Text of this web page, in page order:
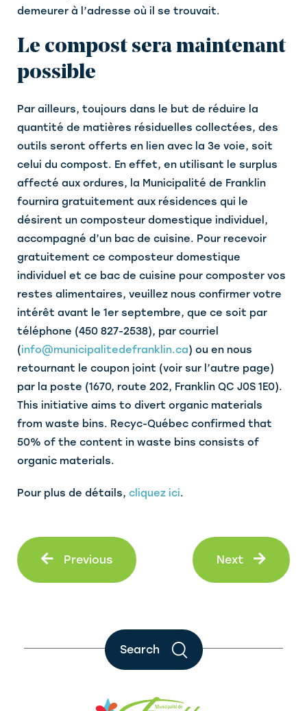
demeurer à l’adresse où il se trouvait.
Le compost sera maintenant
possible
Par ailleurs, toujours dans le but de réduire la
quantité de matières résiduelles collectées, des
outils seront offerts en lien avec la 3e voie, soit
celui du compost. En effet, en utilisant le surplus
affecté aux ordures, la Municipalité de Franklin
fournira gratuitement aux résidences qui le
désirent un composteur domestique individuel,
accompagné d’un bac de cuisine. Pour recevoir
gratuitement ce composteur domestique
individuel et ce bac de cuisine pour composter vos
restes alimentaires, veuillez nous confirmer votre
intérêt avant le 1er septembre, que ce soit par
téléphone (450 827-2538), par courriel
(info@municipalitedefranklin.ca) ou en nous
retournant le coupon joint (voir sur l’autre page)
par la poste (1670, route 202, Franklin QC J0S 1E0).
This initiative aims to divert organic materials
from waste bins. Recyc-Québec confirmed that
50% of the content in waste bins consists of
organic materials.
Pour plus de détails, cliquez ici.
Previous Next
Next
Search